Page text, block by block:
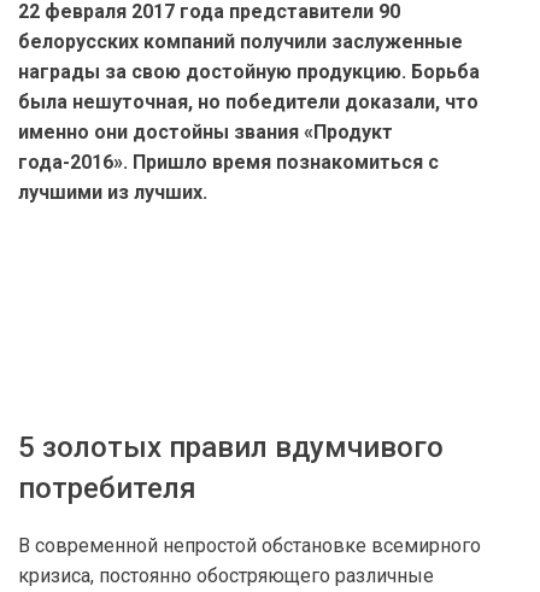
22 февраля 2017 года представители 90
белорусских компаний получили заслуженные
награды за свою достойную продукцию. Борьба
была нешуточная, но победители доказали, что
именно они достойны звания «Продукт
года-2016». Пришло время познакомиться с
лучшими из лучших.
5 золотых правил вдумчивого
потребителя
В современной непростой обстановке всемирного
кризиса, постоянно обостряющего различные